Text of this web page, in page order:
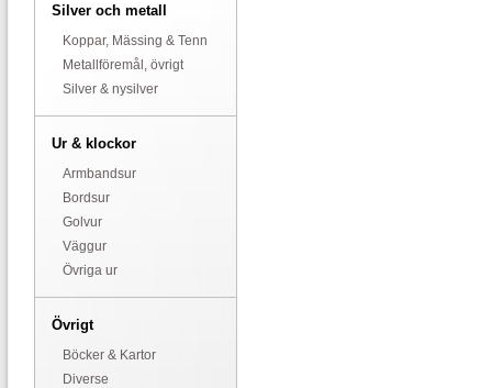
Silver och metall
Koppar, Mässing & Tenn
Metallföremål, övrigt
Silver & nysilver
Ur & klockor
Armbandsur
Bordsur
Golvur
Väggur
Övriga ur
Övrigt
Böcker & Kartor
Diverse